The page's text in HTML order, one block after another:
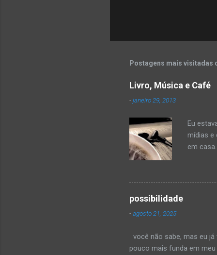
Postagens mais visitadas
Livro, Música e Café
-janeiro 29, 2013
Eu
mídias e
em
canção
várias
possibilidade
-agosto 21, 2025
você não sabe, mas eu
pouco mais funda em